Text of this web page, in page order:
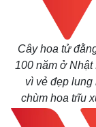
Cây hoa tử
100 năm ở
vì vẻ đẹp
chùm hoa trĩu